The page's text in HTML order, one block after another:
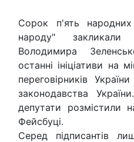
Сорок п'ять народних
народу" закликали
Володимира
останні ініціативи на
переговірників
законодавства
депутати розмістили
Фейсбуці.
Серед підписантів